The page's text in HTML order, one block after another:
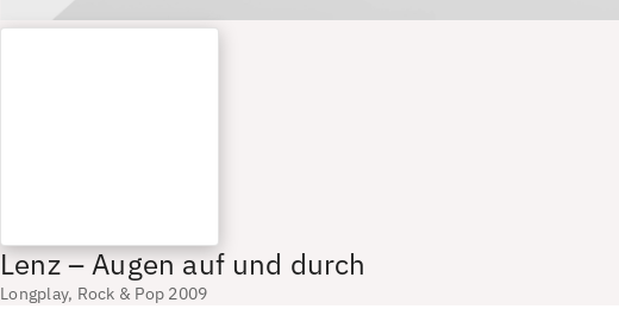
Lenz – Augen auf und durch
Longplay, Rock & Pop 2009